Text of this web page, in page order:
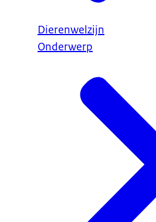
Dierenwelzijn
Onderwerp